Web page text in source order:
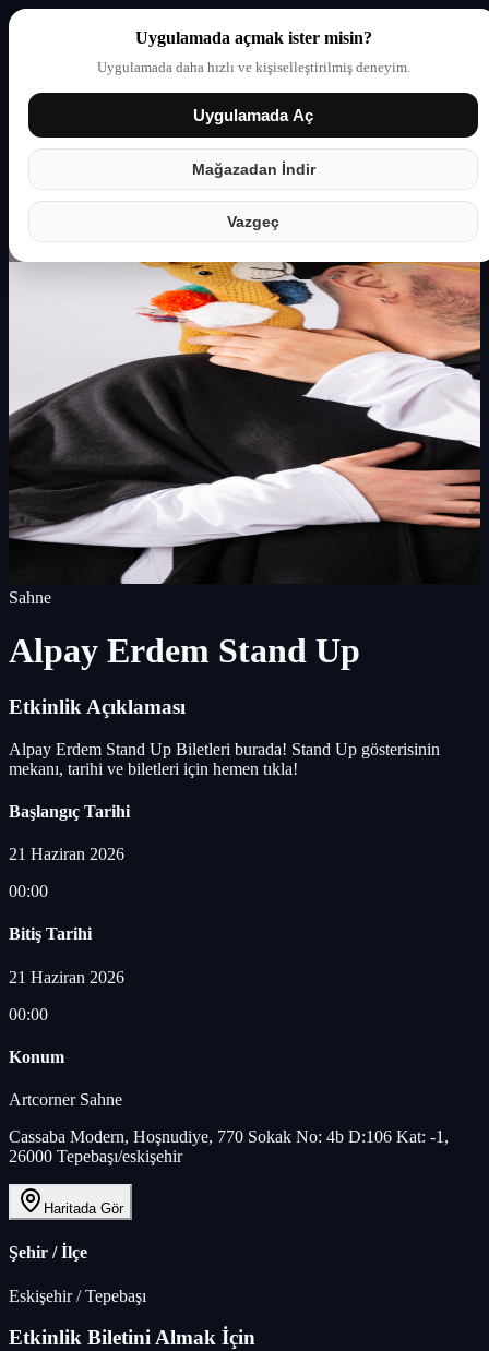
Uygulamada açmak ister misin?
Uygulamada daha hızlı ve kişiselleştirilmiş deneyim.
Uygulamada Aç
Mağazadan İndir
Vazgeç
Giriş yap Partner
Sahne
Alpay Erdem Stand Up
Etkinlik Açıklaması
Alpay Erdem Stand Up Biletleri burada! Stand Up gösterisinin
mekanı, tarihi ve biletleri için hemen tıkla!
Başlangıç Tarihi
21 Haziran 2026
00:00
Bitiş Tarihi
21 Haziran 2026
00:00
Konum
Artcorner Sahne
Cassaba Modern, Hoşnudiye, 770 Sokak No: 4b D:106 Kat: -1,
26000 Tepebaşı/eskişehir
Haritada Gör
Şehir / İlçe
Eskişehir/Tepebaşı
Etkinlik Biletini Almak İçin